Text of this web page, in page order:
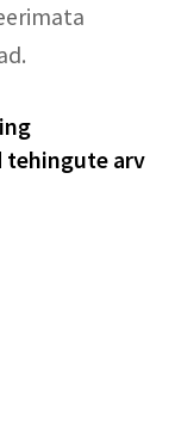
tehingute arv